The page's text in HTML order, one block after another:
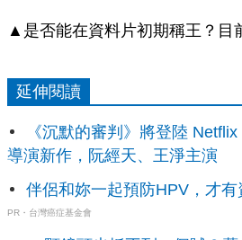
▲是否能在資料片初期稱王？目
延伸閱讀
《沉默的審判》將登陸 Netflix
導演新作，阮經天、王淨主演
伴侶和妳一起預防HPV，才有
PR・台灣癌症基金會